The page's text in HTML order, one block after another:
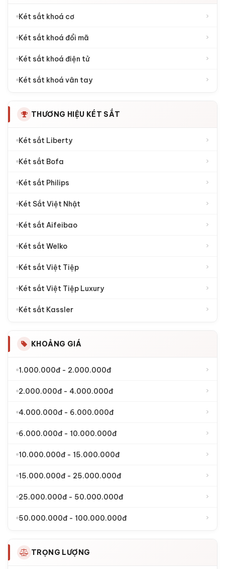
Két sắt khoá cơ ›
Két sắt khoá đổi mã ›
Két sắt khoá điện tử ›
Két sắt khoá vân tay ›
THƯƠNG HIỆU KÉT SẮT
Két sắt Liberty ›
Két sắt Bofa ›
Két sắt Philips ›
Két Sắt Việt Nhật ›
Két sắt Aifeibao ›
Két sắt Welko ›
Két sắt Việt Tiệp ›
Két sắt Việt Tiệp Luxury ›
Két sắt Kassler ›
KHOẢNG GIÁ
1.000.000đ - 2.000.000đ ›
2.000.000đ - 4.000.000đ ›
4.000.000đ - 6.000.000đ ›
6.000.000đ - 10.000.000đ ›
10.000.000đ - 15.000.000đ ›
15.000.000đ - 25.000.000đ ›
25.000.000đ - 50.000.000đ ›
50.000.000đ - 100.000.000đ ›
TRỌNG LƯỢNG